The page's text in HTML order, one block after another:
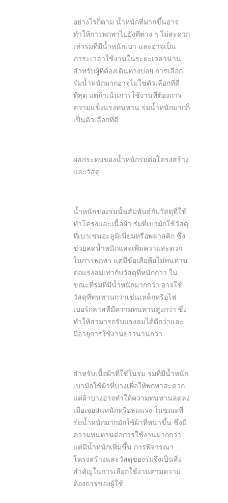
อย่างไรก็ตาม น้ำหนักที่มากขึ้นอาจ
ทำให้การพกพาไปยังที่ต่าง ๆ ไม่สะดวก
เท่าร่มที่มีน้ำหนักเบา และอาจเป็น
ภาระเวลาใช้งานในระยะเวลานาน
สำหรับผู้ที่ต้องเดินทางบ่อย การเลือก
ร่มน้ำหนักมากอาจไม่ใช่ตัวเลือกที่ดี
ที่สุด แต่ถ้าเน้นการใช้งานที่ต้องการ
ความแข็งแรงทนทาน ร่มน้ำหนักมากก็
เป็นตัวเลือกที่ดี
ผลกระทบของน้ำหนักร่มต่อโครงสร้าง
และวัสดุ
น้ำหนักของร่มนั้นสัมพันธ์กับวัสดุที่ใช้
ทำโครงและเนื้อผ้า ร่มที่เบามักใช้วัสดุ
ที่เบาเช่นอะลูมิเนียมหรือพลาสติก ซึ่ง
ช่วยลดน้ำหนักและเพิ่มความสะดวก
ในการพกพา แต่มีข้อเสียคือไม่ทนทาน
ต่อแรงลมเท่ากับวัสดุที่หนักกว่า ใน
ขณะที่ร่มที่มีน้ำหนักมากกว่า อาจใช้
วัสดุที่ทนทานกว่าเช่นเหล็กหรือไฟ
เบอร์กลาสที่มีความทนทานสูงกว่า ซึ่ง
ทำให้สามารถรับแรงลมได้ดีกว่าและ
มีอายุการใช้งานยาวนานกว่า
สำหรับเนื้อผ้าที่ใช้ในร่ม ร่มที่มีน้ำหนัก
เบามักใช้ผ้าที่บางเพื่อให้พกพาสะดวก
แต่ผ้าบางอาจทำให้ความทนทานลดลง
เมื่อเจอฝนหนักหรือลมแรง ในขณะที่
ร่มน้ำหนักมากมักใช้ผ้าที่หนาขึ้น ซึ่งมี
ความทนทานต่อการใช้งานมากกว่า
แต่มีน้ำหนักเพิ่มขึ้น การพิจารณา
โครงสร้างและวัสดุของร่มจึงเป็นสิ่ง
สำคัญในการเลือกใช้งานตามความ
ต้องการของผู้ใช้